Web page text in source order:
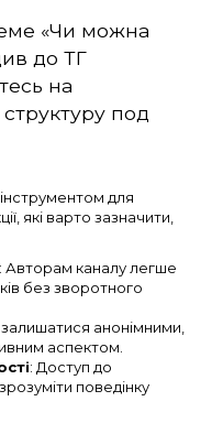
«Чи можна
до ТГ
на
под
для
які варто зазначити,
: Авторам каналу легше
без зворотного
анонімними,
аспектом.
: Доступ до
поведінку